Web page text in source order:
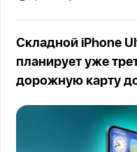
Складной iPhone
планирует уже
дорожную карту